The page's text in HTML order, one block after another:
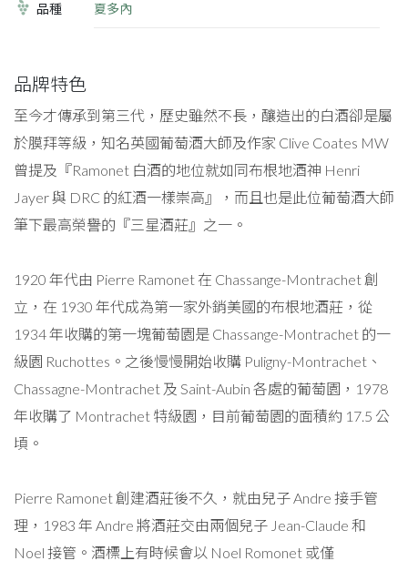
品種 夏多內
品牌特色
至今才傳承到第三代，歷史雖然不長，釀造出的白酒卻是屬
於膜拜等級，知名英國葡萄酒大師及作家 Clive Coates MW
曾提及『Ramonet 白酒的地位就如同布根地酒神 Henri
Jayer 與 DRC 的紅酒一樣崇高』，而且也是此位葡萄酒大師
筆下最高榮譽的『三星酒莊』之一。
1920 年代由 Pierre Ramonet 在 Chassange-Montrachet 創
立，在 1930 年代成為第一家外銷美國的布根地酒莊，從
1934 年收購的第一塊葡萄園是 Chassange-Montrachet 的一
級園 Ruchottes。之後慢慢開始收購 Puligny-Montrachet、
Chassagne-Montrachet 及 Saint-Aubin 各處的葡萄園，1978
年收購了 Montrachet 特級園，目前葡萄園的面積約 17.5 公
頃。
Pierre Ramonet 創建酒莊後不久，就由兒子 Andre 接手管
理，1983 年 Andre 將酒莊交由兩個兒子 Jean-Claude 和
Noel 接管。酒標上有時候會以 Noel Romonet 或僅